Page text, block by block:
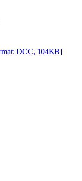
DOC, 104KB]